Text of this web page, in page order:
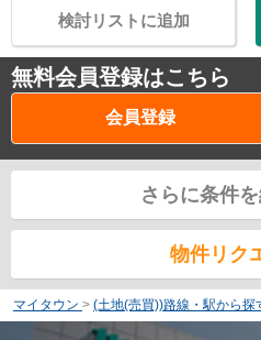
検討リストに追加
無料会員登録はこちら
会員登録
さらに条件
物件リク
マイタウン > (土地(売買))路線・駅から探